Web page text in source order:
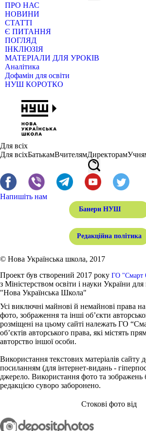
ПРО НАС
НОВИНИ
СТАТТІ
Є ПИТАННЯ
ПОГЛЯД
ІНКЛЮЗІЯ
МАТЕРІАЛИ ДЛЯ УРОКІВ
Аналітика
Дофамін для освіти
НУШ КОРОТКО
Для всіх
Для всіхБатькамВчителямДиректорам
Напишіть нам
Банери НУШ
Редакційна політика
© Нова Українська школа, 2017
Проект був створений 2017 року ГО "Смарт
з Міністерством освіти і науки України
"Нова Українська Школа"
Усі виключні майнові й немайнові права на
фото, зображення та інші об’єкти
розміщені на цьому сайті належать ГО
об’єктів авторського права, які містять
авторство іншої особи.
Використання текстових матеріалів сайту
посиланням (для інтернет-видань -
джерело. Використання фото та зображень
редакцією суворо заборонено.
Стокові фото від